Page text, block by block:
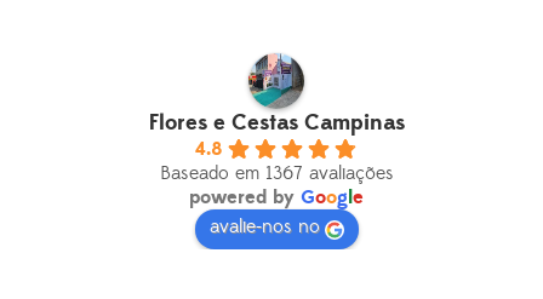
Flores e Cestas Campinas
4.8
Baseado em 1367 avaliações
powered by Google
avalie-nos no